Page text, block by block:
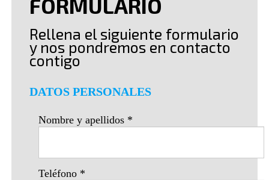
FORMULARIO
Rellena el siguiente formulario
y nos pondremos en contacto
contigo
DATOS PERSONALES
Nombre y apellidos *
Teléfono *